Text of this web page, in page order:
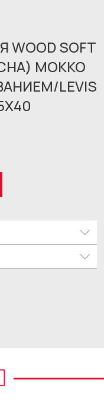
SOFT
МОККО
LEVIS